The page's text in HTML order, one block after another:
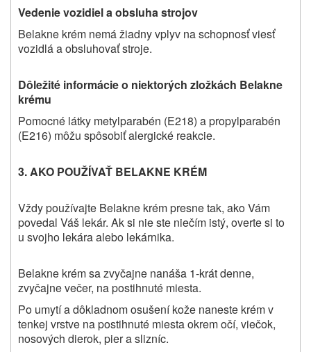
Vedenie vozidiel a obsluha strojov
Belakne krém nemá žiadny vplyv na schopnosť viesť
vozidlá a obsluhovať stroje.
Dôležité informácie o niektorých zložkách Belakne
krému
Pomocné látky metylparabén (E218) a propylparabén
(E216) môžu spôsobiť alergické reakcie.
3. AKO POUŽÍVAŤ BELAKNE KRÉM
Vždypoužívajte Belakne krém presne tak, ako Vám
povedal Váš lekár. Ak si nie ste niečím istý, overte si to
u svojho lekára alebo lekárnika.
Belakne krém sa zvyčajne nanáša 1-krát denne,
zvyčajne večer, na postihnuté miesta.
Po umytí a dôkladnom osušení kože naneste krém v
tenkej vrstve na postihnuté miesta okrem očí, viečok,
nosových dierok, pier a slizníc.